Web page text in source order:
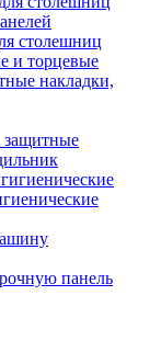
столешниц
и торцевые
накладки,
защитные
панель